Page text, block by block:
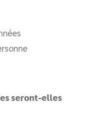
seront-elles